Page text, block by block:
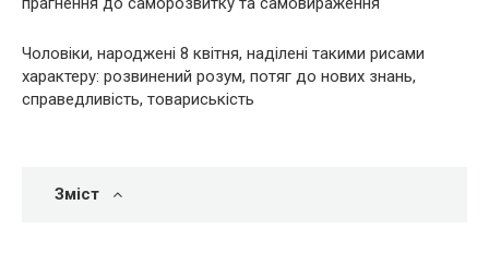
Чоловіки, народжені 8 квітня, наділені такими рисами
характеру: розвинений розум, потяг до нових знань,
справедливість, товариськість
Зміст